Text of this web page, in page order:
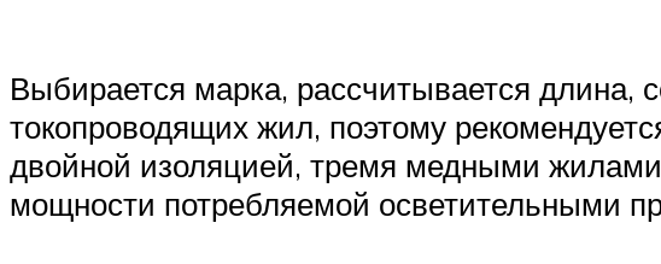
Выбирается марка, рассчитывается длина,
токопроводящих жил, поэтому
двойной изоляцией, тремя медными
мощности потребляемой осветительными